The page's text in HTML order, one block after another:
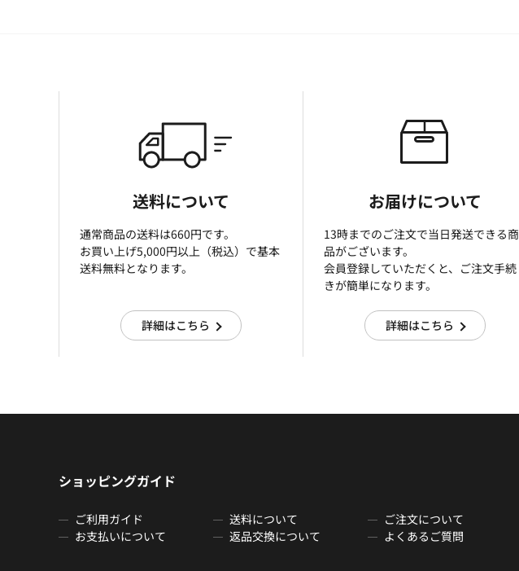
送料について
通常商品の送料は660円です。
お買い上げ5,000円以上（税込）で基本
送料無料となります。
詳細はこちら
お届けについて
13時までのご注文で当日発送できる商
品がございます。
会員登録していただくと、ご注文手続
きが簡単になります。
詳細はこちら
ショッピングガイド
ご利用ガイド 送料について
ご注文について
お支払いについて
返品交換について よくあるご質問